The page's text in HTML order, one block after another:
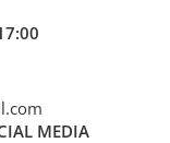
MEDIA